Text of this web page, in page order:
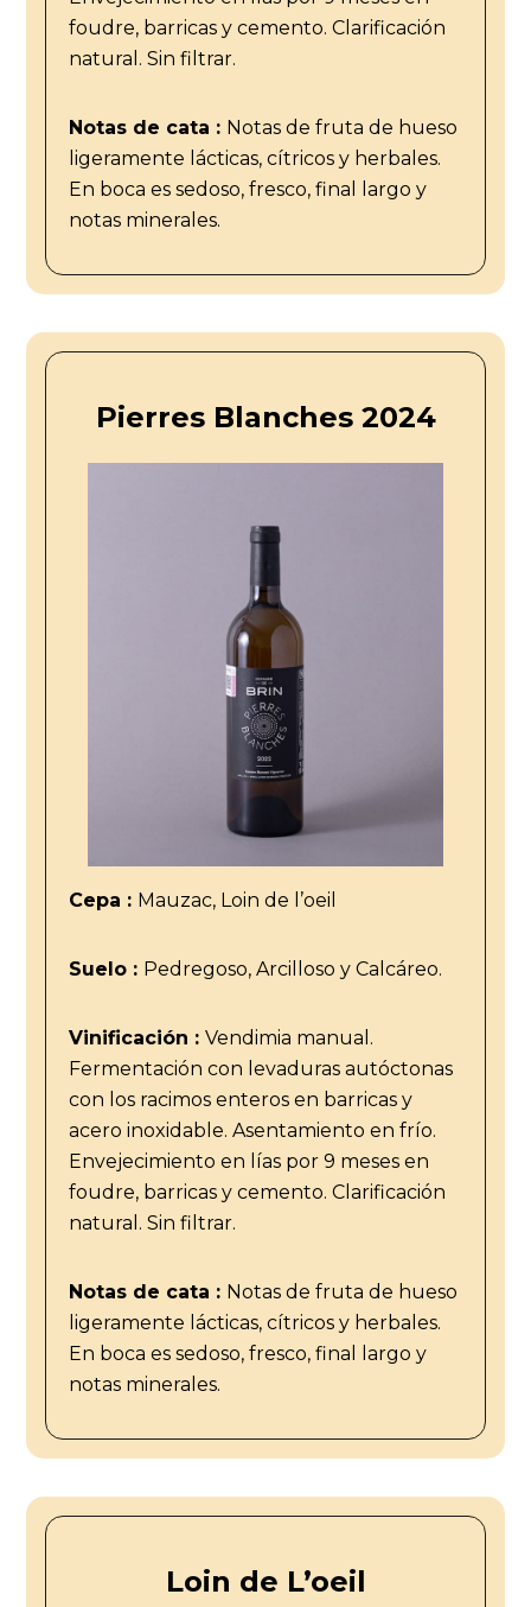
foudre, barricas y cemento. Clarificación
natural. Sin filtrar.
Notas de cata : Notas de fruta de hueso
ligeramente lácticas, cítricos y herbales.
En boca es sedoso, fresco, final largo y
notas minerales.
Pierres Blanches 2024
Cepa : Mauzac, Loin de l’oeil
Suelo : Pedregoso, Arcilloso y Calcáreo.
Vinificación : Vendimia manual.
Fermentación con levaduras autóctonas
con los racimos enteros en barricas y
acero inoxidable. Asentamiento en frío.
Envejecimiento en lías por 9 meses en
foudre, barricas y cemento. Clarificación
natural. Sin filtrar.
Notas de cata : Notas de fruta de hueso
ligeramente lácticas, cítricos y herbales.
En boca es sedoso, fresco, final largo y
notas minerales.
Loin de L’oeil